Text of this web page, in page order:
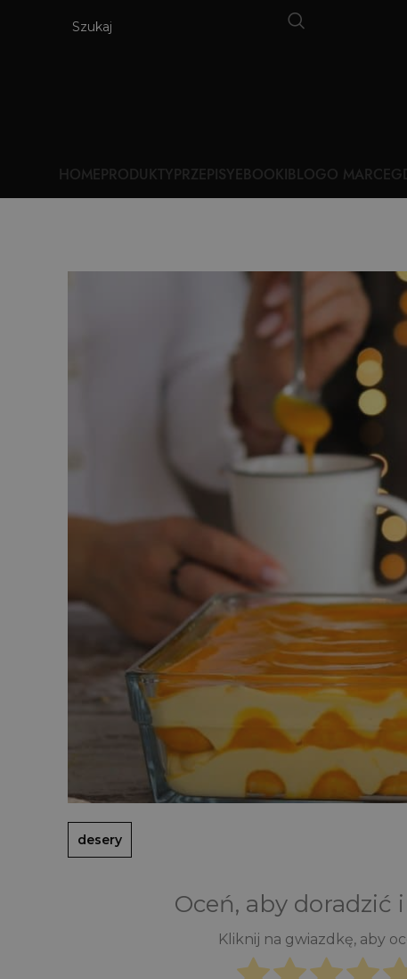
HOMEPRODUKTYPRZEPISYEBOOKIBLOGO MARCE
desery
Oceń, aby doradzić
Kliknij na gwiazdkę, aby